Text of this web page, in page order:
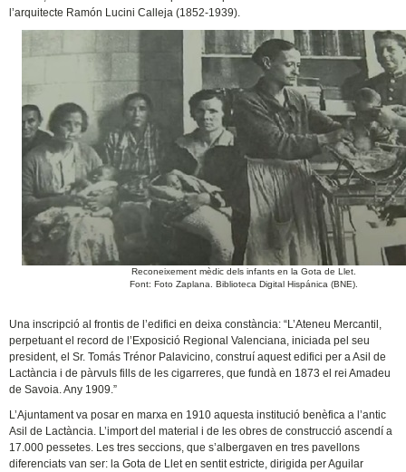
l’arquitecte Ramón Lucini Calleja (1852-1939).
Reconeixement mèdic dels infants en la Gota de Llet.
Font: Foto Zaplana. Biblioteca Digital Hispánica (BNE).
Una inscripció al frontis de l’edifici en deixa constància: “L’Ateneu Mercantil,
perpetuant el record de l’Exposició Regional Valenciana, iniciada pel seu
president, el Sr. Tomás Trénor Palavicino, construí aquest edifici per a Asil de
Lactància i de pàrvuls fills de les cigarreres, que fundà en 1873 el rei Amadeu
de Savoia. Any 1909.”
L’Ajuntament va posar en marxa en 1910 aquesta institució benèfica a l’antic
Asil de Lactància. L’import del material i de les obres de construcció ascendí a
17.000 pessetes. Les tres seccions, que s’albergaven en tres pavellons
diferenciats van ser: la Gota de Llet en sentit estricte, dirigida per Aguilar